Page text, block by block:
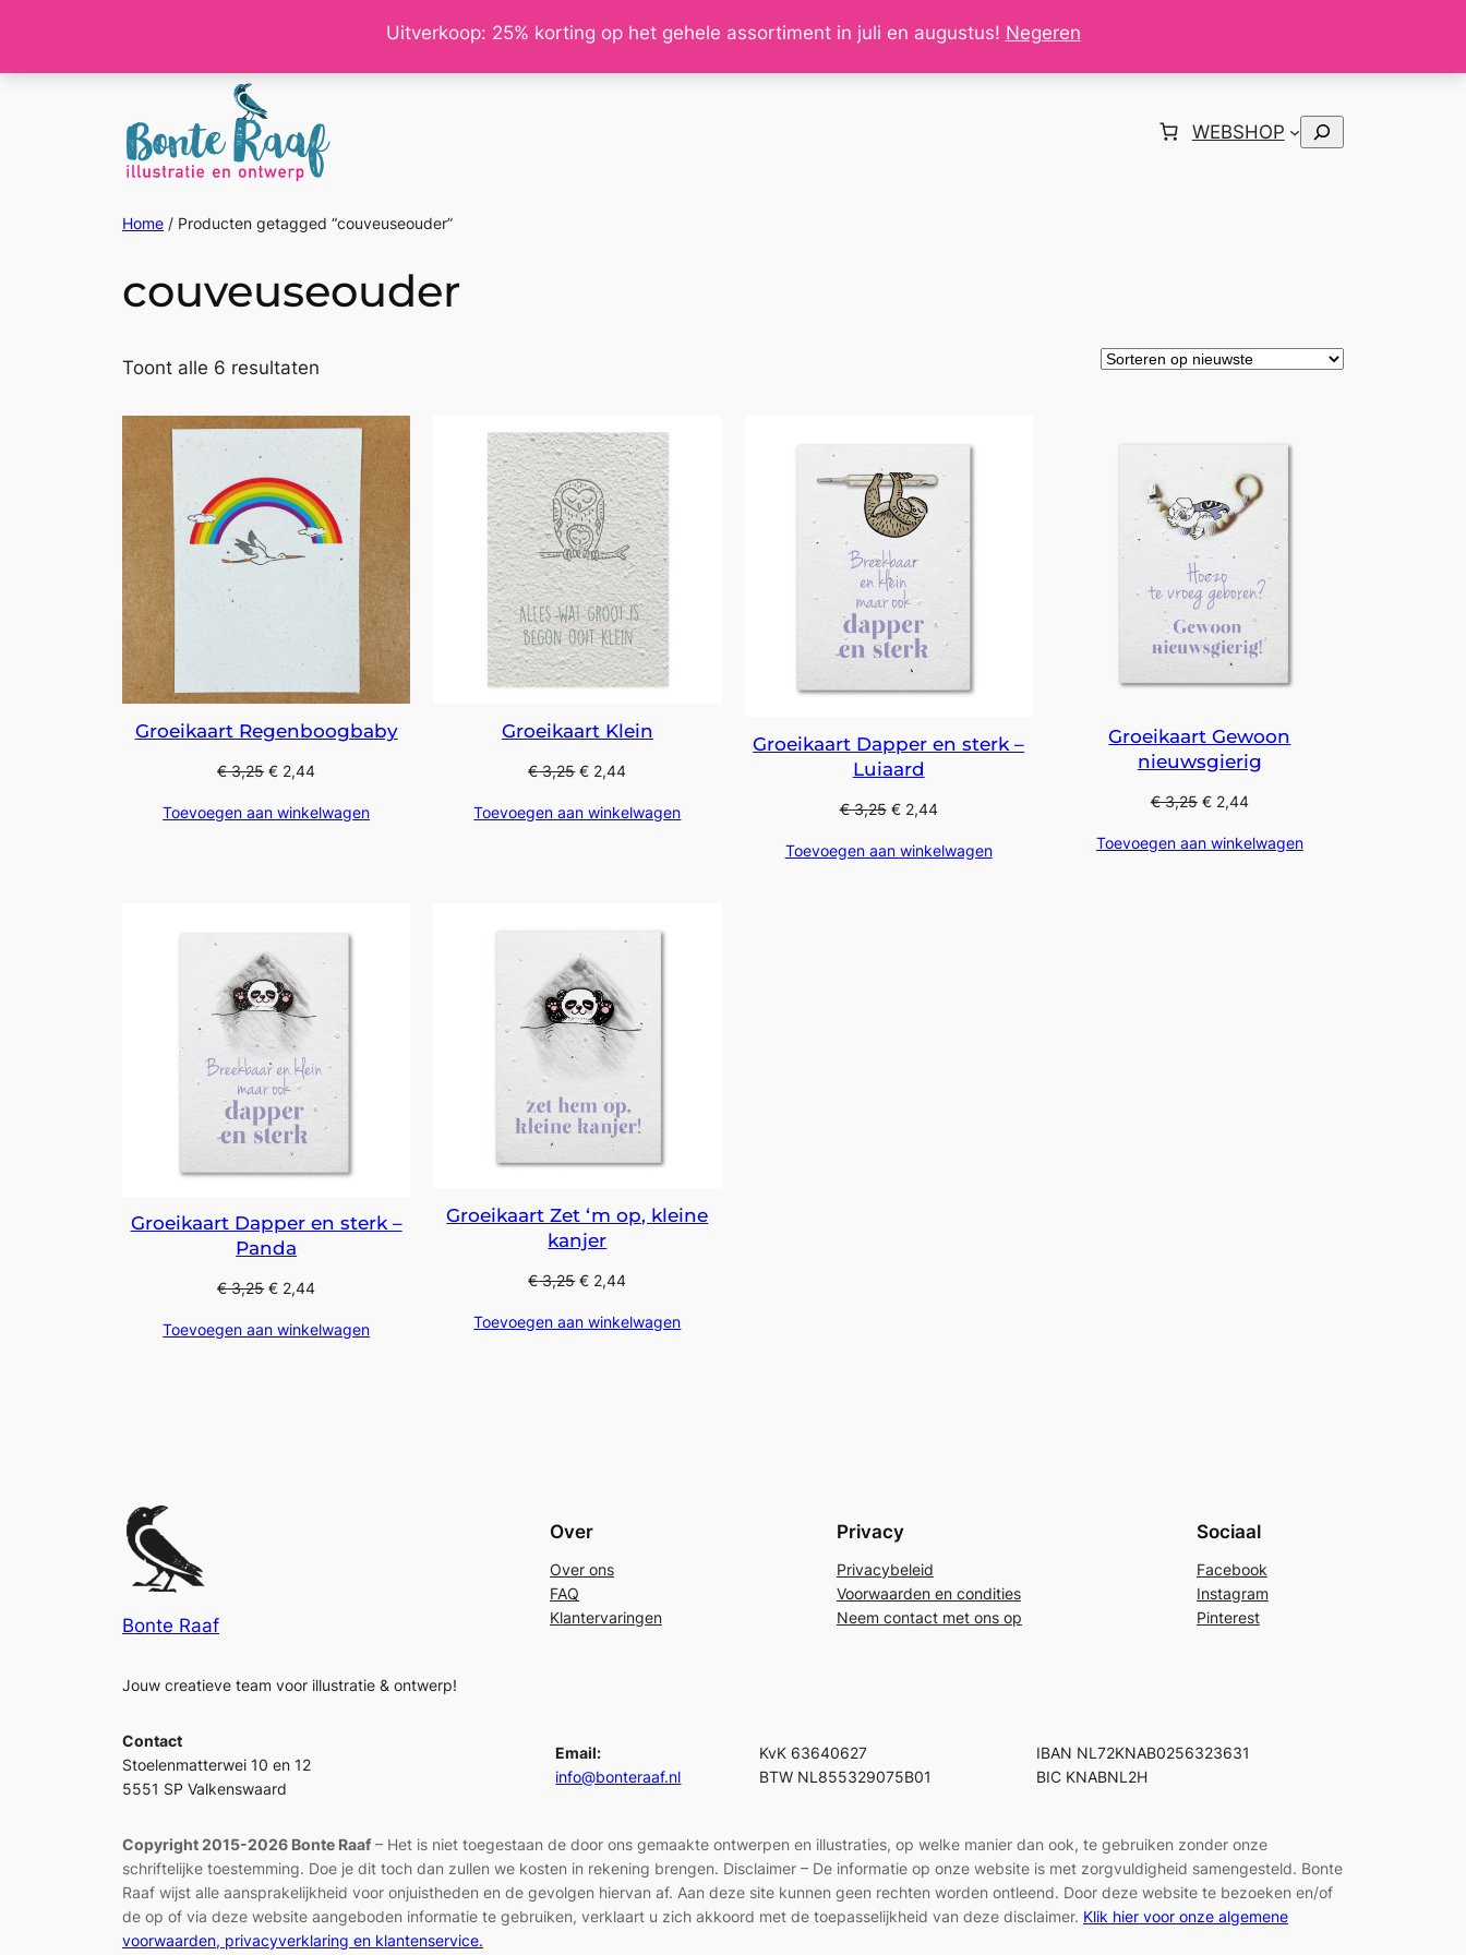
Uitverkoop: 25% korting op het gehele assortiment in juli en augustus! Negeren
de
WEBSHOP
Zoeken
Home / Producten getagged “couveuseouder”
couveuseouder
Toont alle 6 resultaten
nieuwste
Groeikaart Regenboogbaby
€3,25 € 2,44
Toevoegen aan winkelwagen
Groeikaart Klein
€3,25 € 2,44
Toevoegen aan winkelwagen
Groeikaart Dapper en sterk –
Luiaard
€3,25 €2,44
Toevoegen aan winkelwagen
Groeikaart Gewoon
nieuwsgierig
€3,25 €2,44
Toevoegen aan winkelwagen
Groeikaart Dapper en sterk –
Panda
€3,25 € 2,44
Toevoegen aan winkelwagen
Groeikaart Zet ‘m op, kleine
kanjer
€3,25 € 2,44
Toevoegen aan winkelwagen
Bonte Raaf
Jouw creatieve team voor illustratie & ontwerp!
Over
Over ons
FAQ
Klantervaringen
Privacy
Privacybeleid
Voorwaarden en condities
Neem contact met ons op
Sociaal
Facebook
Instagram
Pinterest
Contact
Stoelenmatterwei 10 en 12
5551 SP Valkenswaard
Email:
info@bonteraaf.nl
KvK 63640627
BTW NL855329075B01
IBAN NL72KNAB0256323631
BIC KNABNL2H
Copyright 2015-2026 Bonte Raaf – Het is niet toegestaan de door ons gemaakte ontwerpen en illustraties, op welke manier dan ook, te gebruiken zonder onze
schriftelijke toestemming. Doe je dit toch dan zullen we kosten in rekening brengen. Disclaimer – De informatie op onze website is met zorgvuldigheid samengesteld. Bonte
Raaf wijst alle aansprakelijkheid voor onjuistheden en de gevolgen hiervan af. Aan deze site kunnen geen rechten worden ontleend. Door deze website te bezoeken en/of
de op of via deze website aangeboden informatie te gebruiken, verklaart u zich akkoord met de toepasselijkheid van deze disclaimer. Klik hier voor onze algemene
voorwaarden, privacyverklaring en klantenservice.